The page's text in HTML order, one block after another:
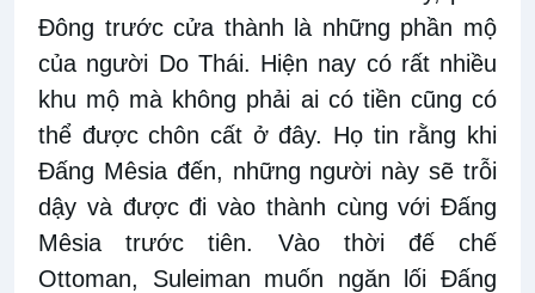
Đông trước cửa thành là những phần mộ
của người Do Thái. Hiện nay có rất nhiều
khu mộ mà không phải ai có tiền cũng có
thể được chôn cất ở đây. Họ tin rằng khi
Đấng Mêsia đến, những người này sẽ trỗi
dậy và được đi vào thành cùng với Đấng
Mêsia trước tiên. Vào thời đế chế
Ottoman, Suleiman muốn ngăn lối Đấng